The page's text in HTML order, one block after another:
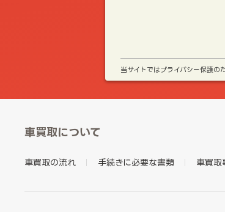
当サイトではプライバシー保護の
車買取について
車買取の流れ 手続きに必要な書類 車買取